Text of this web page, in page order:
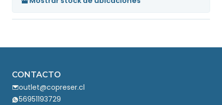
CONTACTO
outlet@copreser.cl
56951193729